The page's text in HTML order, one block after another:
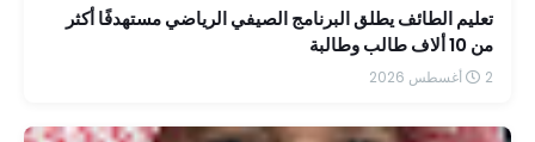
تعليم الطائف يطلق البرنامج الصيفي الرياضي مستهدفًا أكثر
من 10 ألاف طالب وطالبة
2 أغسطس 2026